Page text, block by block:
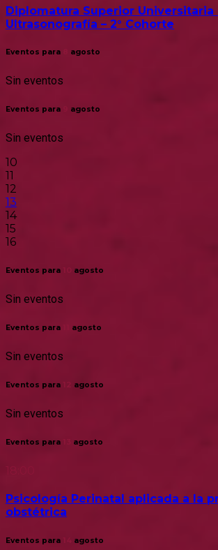
Diplomatura Superior Universitaria
Ultrasonografía – 2° Cohorte
Eventos para agosto
Sin eventos
Eventos para agosto
Sin eventos
10
11
12
13
14
15
16
Eventos para agosto
Sin eventos
Eventos para agosto
Sin eventos
Eventos para agosto
Sin eventos
Eventos para agosto
Psicología Perinatal aplicada a la
obstétrica
Eventos para agosto